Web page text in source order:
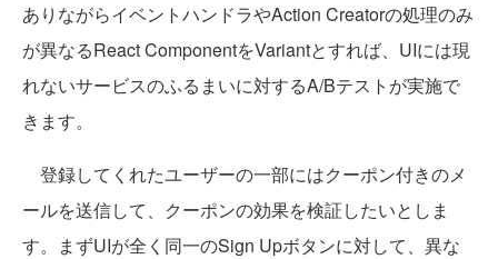
ありながらイベントハンドラやAction Creatorの処理のみ
が異なるReact ComponentをVariantとすれば、UIには現
れないサービスのふるまいに対するA/Bテストが実施で
きます。
登録してくれたユーザーの一部にはクーポン付きのメ
ールを送信して、クーポンの効果を検証したいとしま
す。まずUIが全く同一のSign Upボタンに対して、異な